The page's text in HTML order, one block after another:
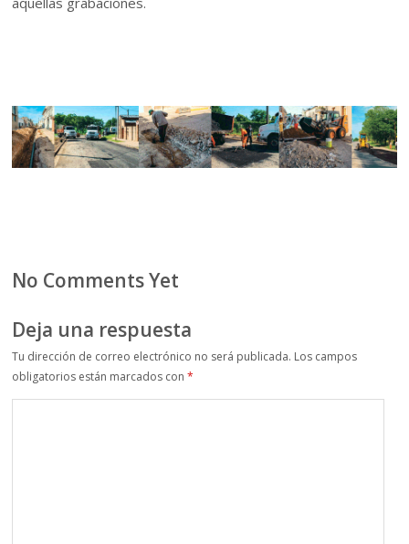
No Comments Yet
Deja una respuesta
Tu dirección de correo electrónico no será publicada. Los campos
obligatorios están marcados con*